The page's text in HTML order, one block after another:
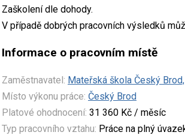
Zaškolení dle dohody.
V případě dobrých pracovních výsledků
Informace o pracovním místě
Zaměstnavatel: Mateřská škola Český
Místo výkonu práce: Český Brod
Platové ohodnocení: 31 360 Kč / měsíc
Typ pracovního vztahu: Práce na plný